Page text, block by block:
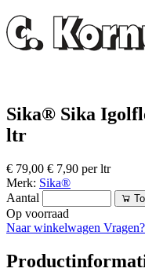
Sika® Sika
ltr
€ 79,00 € 7,90 per ltr
Merk: Sika®
Aantal
Op voorraad
Naar winkelwagen